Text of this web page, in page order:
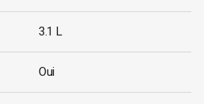
3.1 L
Oui